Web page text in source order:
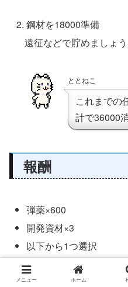
鋼材を18000準備
遠征などで貯めましょう
ととねこ
これまでの
計で36000
報酬
弾薬×600
開発資材×3
以下から1つ選択
新型砲熕兵装資材
メニュー ホーム